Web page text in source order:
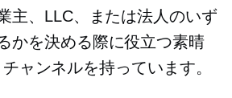
主、LLC、または法人のいず
かを決める際に役立つ素晴
ャンネルを持っています。